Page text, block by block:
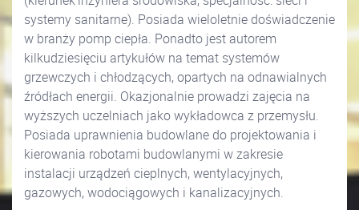
systemy sanitarne). Posiada wieloletnie doświadczenie
w branży pomp ciepła. Ponadto jest autorem
kilkudziesięciu artykułów na temat systemów
grzewczych i chłodzących, opartych na odnawialnych
źródłach energii. Okazjonalnie prowadzi zajęcia na
wyższych uczelniach jako wykładowca z przemysłu.
Posiada uprawnienia budowlane do projektowania i
kierowania robotami budowlanymi w zakresie
instalacji urządzeń cieplnych, wentylacyjnych,
gazowych, wodociągowych i kanalizacyjnych.